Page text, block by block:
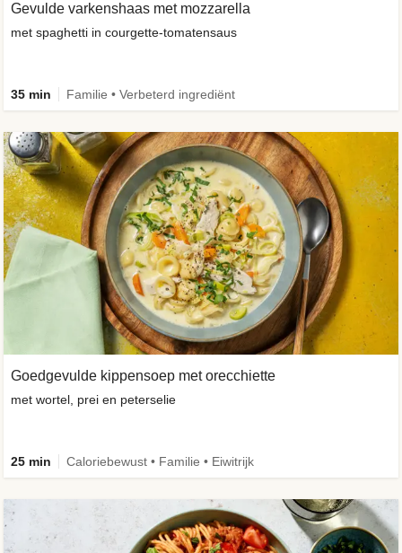
Gevulde varkenshaas met mozzarella
met spaghetti in courgette-tomatensaus
35 min Familie • Verbeterd ingrediënt
Goedgevulde kippensoep met orecchiette
met wortel, prei en peterselie
25 min Caloriebewust • Familie • Eiwitrijk